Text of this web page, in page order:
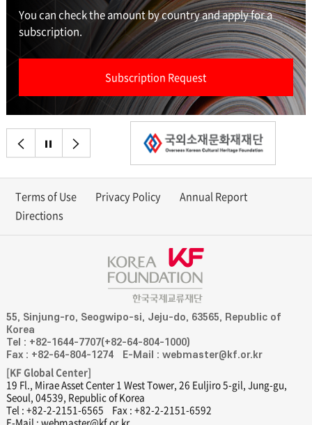
You can check the amount by country and apply for a
subscription.
Subscription Request
이전으로
정지
Terms of Use Privacy Policy
Annual Report
Directions
55, Sinjung-ro, Seogwipo-si, Jeju-do, 63565, Republic of
Korea
Tel : +82-1644-7707(+82-64-804-1000)
Fax : +82-64-804-1274
E-Mail : webmaster@kf.or.kr
[KF Global Center]
19 Fl., Mirae Asset Center 1 West Tower, 26 Euljiro 5-gil, Jung-gu,
Seoul, 04539, Republic of Korea
Tel : +82-2-2151-6565
Fax : +82-2-2151-6592
E-Mail : webmaster@kf.or.kr